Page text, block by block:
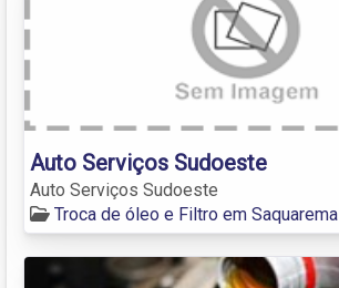
Auto Serviços Sudoeste
Auto Serviços Sudoeste
Troca de óleo e Filtro em Saquarema